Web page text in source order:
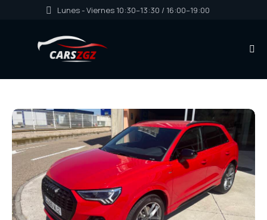
Lunes - Viernes 10:30–13:30 / 16:00–19:00